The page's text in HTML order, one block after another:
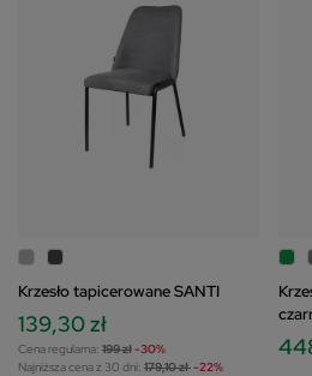
Krzesło tapicerowane SANTI
139,30 zł
Cena regularna: 199 zł-30%
Najniższa cena z 30 dni: 179,10 zł-22%